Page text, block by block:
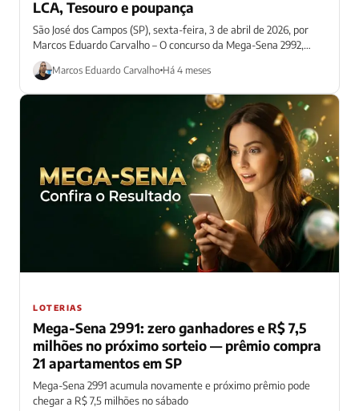
LCA, Tesouro e poupança
São José dos Campos (SP), sexta-feira, 3 de abril de 2026, por
Marcos Eduardo Carvalho – O concurso da Mega-Sena 2992,
neste...
Marcos Eduardo Carvalho Há 4 meses
LOTERIAS
Mega-Sena 2991: zero ganhadores e R$ 7,5
milhões no próximo sorteio — prêmio compra
21 apartamentos em SP
Mega-Sena 2991 acumula novamente e próximo prêmio pode
chegar a R$ 7,5 milhões no sábado